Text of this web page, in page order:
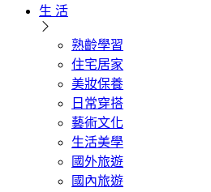
生 活
熟齡學習
住宅居家
美妝保養
日常穿搭
藝術文化
生活美學
國外旅遊
國內旅遊